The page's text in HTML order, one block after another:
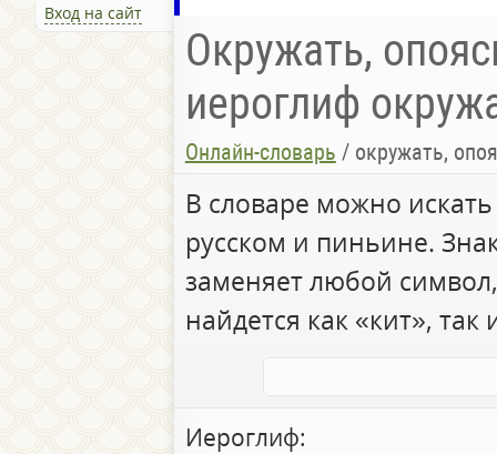
Вход на сайт
Окружать,
иероглиф
Онлайн-словарь / окружать,
В словаре можно
русском и пиньине.
заменяет любой
найдется как «кит», так
Иероглиф: